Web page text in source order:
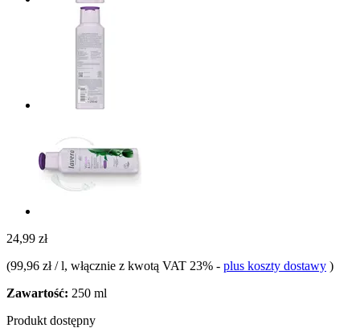
24,99 zł
(99,96 zł / l, włącznie z kwotą VAT 23% - plus koszty dostawy )
Zawartość: 250 ml
Produkt dostępny